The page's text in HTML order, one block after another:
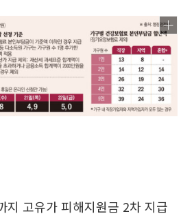
지 고유가 피해지원금 2차 지급